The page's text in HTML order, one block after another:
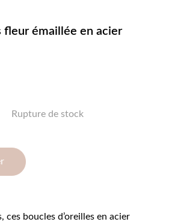
fleur émaillée en acier
Rupture de stock
ces boucles d’oreilles en acier